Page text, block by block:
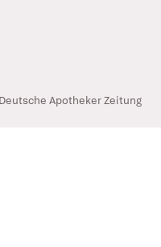
Apotheker Zeitung